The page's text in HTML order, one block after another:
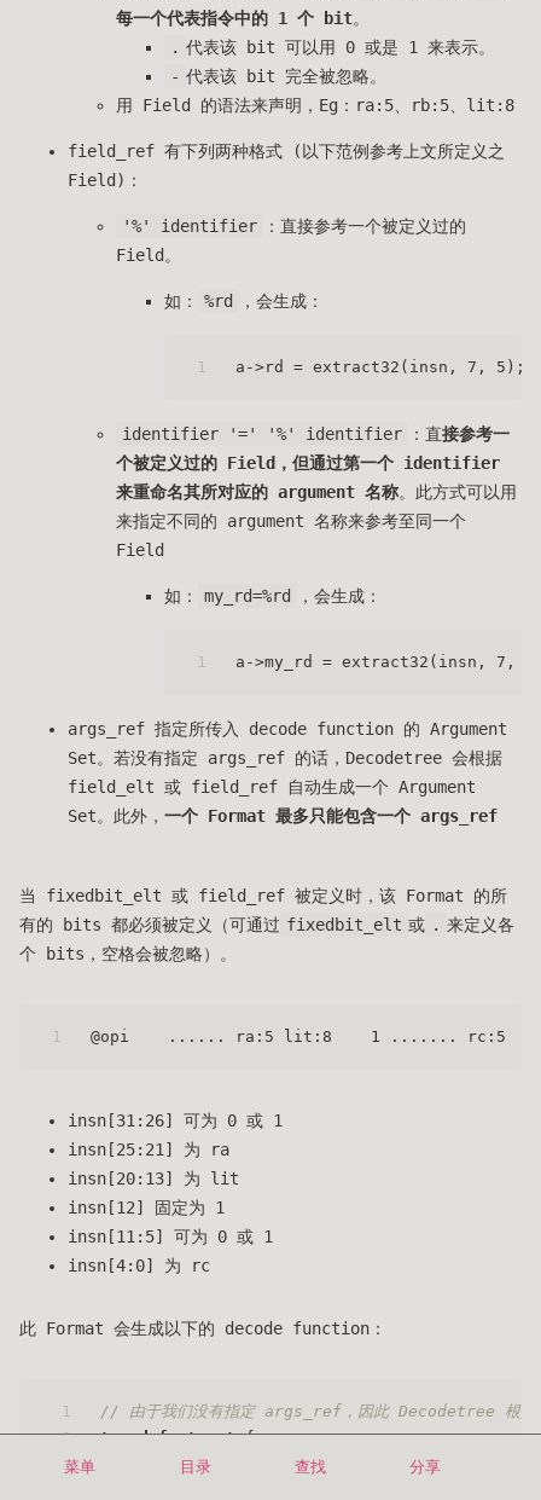
每一个代表指令中的 1 个 bit。
. 代表该 bit 可以用 0 或是 1 来表示。
- 代表该 bit 完全被忽略。
用 Field 的语法来声明，Eg：ra:5、rb:5、lit:8
field_ref 有下列两种格式 (以下范例参考上文所定义之
Field)：
'%' identifier
：直接参考一个被定义过的
Field。
如： %rd ，会生成：
1 a->rd = extract32(insn, 7, 5);
identifier '=' '%' identifier ：直接参考一
个被定义过的 Field，但通过第一个 identifier
来重命名其所对应的 argument 名称。此方式可以用
来指定不同的 argument 名称来参考至同一个
Field
如： my_rd=%rd ，会生成：
1 a->my_rd = extract32(insn, 7,
args_ref 指定所传入 decode function 的 Argument
Set。若没有指定 args_ref 的话，Decodetree 会根据
field_elt 或 field_ref 自动生成一个 Argument
Set。此外， 一个 Format 最多只能包含一个 args_ref
当 fixedbit_elt 或 field_ref 被定义时，该 Format 的所
有的 bits 都必须被定义（可通过 fixedbit_elt 或 . 来定义各
个 bits，空格会被忽略）。
1 @opi    ...... ra:5 lit:8    1 ....... rc:5
insn[31:26] 可为 0 或 1
insn[25:21] 为 ra
insn[20:13] 为 lit
insn[12] 固定为 1
insn[11:5] 可为 0 或 1
insn[4:0] 为 rc
此 Format 会生成以下的 decode function：
1
2
3
// 由于我们没有指定 args_ref，因此 Decodetree 根
typedef struct {
lit;
菜单 目录 查找 分享